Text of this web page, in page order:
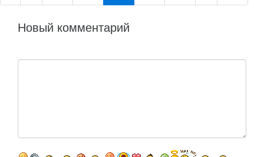
Новый комментарий